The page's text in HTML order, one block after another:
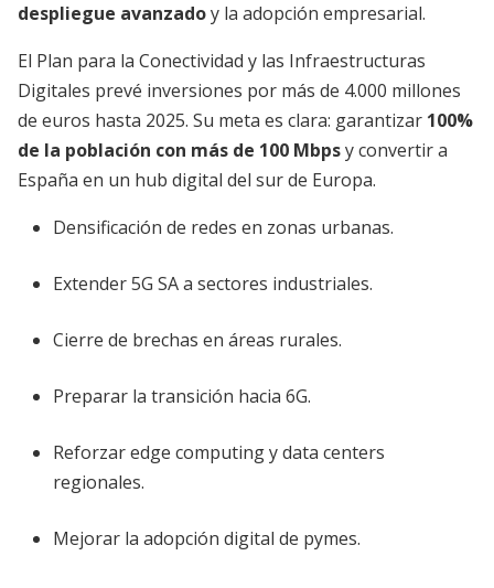
despliegue avanzadoy la adopción empresarial.
El Plan para la Conectividad y las Infraestructuras
Digitales prevé inversiones por más de 4.000 millones
de euros hasta 2025. Su meta es clara: garantizar 100%
de la población con más de 100 Mbpsy convertir a
España en un hub digital del sur de Europa.
Densificación de redes en zonas urbanas.
Extender 5G SA a sectores industriales.
Cierre de brechas en áreas rurales.
Preparar la transición hacia 6G.
Reforzar edge computing y data centers
regionales.
Mejorar la adopción digital de pymes.